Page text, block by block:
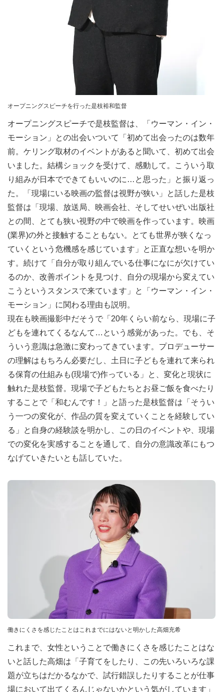
オープニングスピーチを行った是枝裕和監督
オープニングスピーチで是枝監督は、「ウーマン・イン・
モーション」との出会いついて「初めて出会ったのは数年
前。ケリング取材のイベントがあると聞いて、初めて出会
いました。結構ショックを受けて、感動して。こういう取
り組みが日本でできてもいいのに…と思った」と振り返っ
た。「現場にいる映画の監督は視野が狭い」と話した是枝
監督は「現場、放送局、映画会社、そしてせいぜい出版社
との間、とても狭い視野の中で映画を作っています。映画
(業界)の外と接触することもない。とても世界が狭くなっ
ていくという危機感を感じています」と正直な想いを明か
す。続けて「自分が取り組んでいる仕事になにが欠けてい
るのか、改善ポイントを見つけ、自分の現場から変えてい
こうというスタンスで来ています」と「ウーマン・イン・
モーション」に関わる理由も説明。
現在も映画撮影中だそうで「20年くらい前なら、現場に子
どもを連れてくるなんて…という感覚があった。でも、そ
ういう意識は急激に変わってきています。プロデューサー
の理解はもちろん必要だし、土日に子どもを連れて来られ
る保育の仕組みも(現場で)作っている」と、変化と現状に
触れた是枝監督。現場で子どもたちとお昼ご飯を食べたり
することで「和むんです！」と語った是枝監督は「そうい
う一つの変化が、作品の質を変えていくことを経験してい
る」と自身の経験談を明かし、この日のイベントや、現場
での変化を実感することを通して、自分の意識改革にもつ
なげていきたいとも話していた。
働きにくさを感じたことはこれまでにはないと明かした高畑充希
これまで、女性ということで働きにくさを感じたことはな
いと話した高畑は「子育てをしたり、この先いろいろな課
題が立ちはだかるなかで、試行錯誤したりすることが仕事
場において出てくるんじゃないかという気がしています」